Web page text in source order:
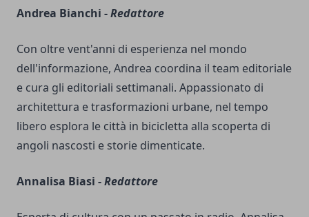
Andrea Bianchi -Redattore
Con oltre vent'anni di esperienza nel mondo
dell'informazione, Andrea coordina il team editoriale
e cura gli editoriali settimanali. Appassionato di
architettura e trasformazioni urbane, nel tempo
libero esplora le città in bicicletta alla scoperta di
angoli nascosti e storie dimenticate.
Annalisa Biasi -Redattore